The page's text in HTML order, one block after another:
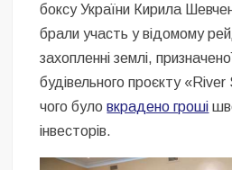
боксу України Кирила
брали участь у відомому
захопленні землі,
будівельного проєкту «River
чого буловкрадено гроші
інвесторів.